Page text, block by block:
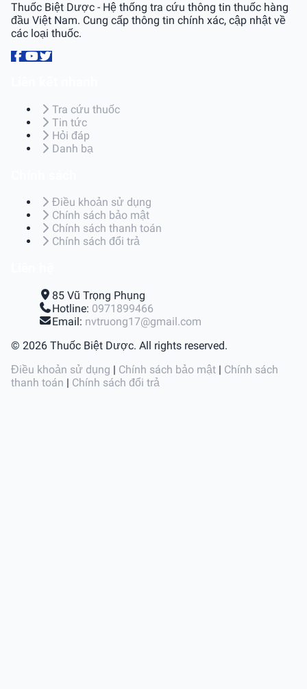
Thuốc Biệt Dược - Hệ thống tra cứu thông tin thuốc hàng
đầu Việt Nam. Cung cấp thông tin chính xác, cập nhật về
các loại thuốc.
Tra cứu thuốc
Tin tức
Hỏi đáp
Danh bạ
Điều khoản sử dụng
Chính sách bảo mật
Chính sách thanh toán
Chính sách đổi trả
85 Vũ Trọng Phụng
Hotline: 0971899466
Email: nvtruong17@gmail.com
© 2026 Thuốc Biệt Dược. All rights reserved.
Điều khoản sử dụng | Chính sách bảo mật | Chính sách
thanh toán | Chính sách đổi trả